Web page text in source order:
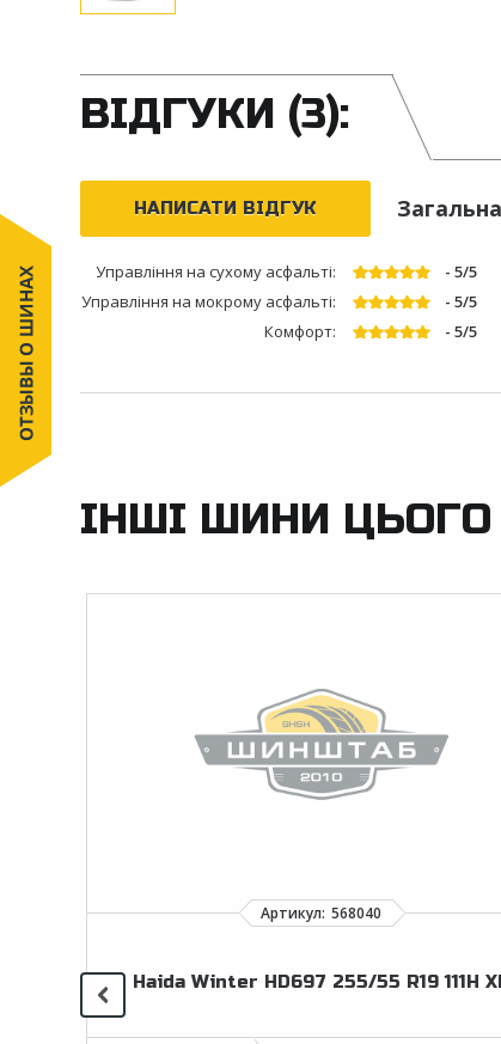
ВІДГУКИ (3):
НАПИСАТИ ВІДГУК
Управління на сухому асфальті:
- 5/5
Управління на мокрому асфальті:
- 5/5
Комфорт:
- 5/5
ІНШІ ШИНИ ЦЬОГО
Haida Winter HD697 255/55 R19 111H